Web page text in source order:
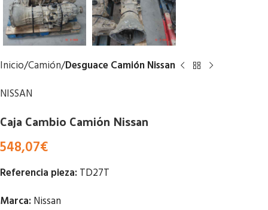
Inicio Camión Desguace Camión Nissan
NISSAN
Caja Cambio Camión Nissan
548,07€
Referencia pieza: TD27T
Marca: Nissan